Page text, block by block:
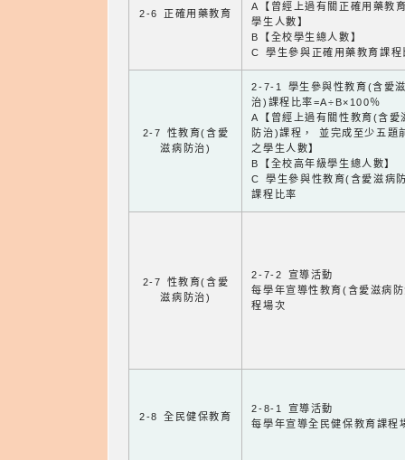
2-6 正確用藥教育
A【曾經上過有關正確用藥教
學生人數】
B【全校學生總人數】
C 學生參與正確用藥教育課程
2-7 性教育(含愛
滋病防治)
2-7-1 學生參與性教育(含愛
治)課程比率=A÷B×100％
A【曾經上過有關性教育(含愛
防治)課程， 並完成至少五題
之學生人數】
B【全校高年級學生總人數】
C 學生參與性教育(含愛滋病
課程比率
2-7 性教育(含愛
滋病防治)
2-7-2 宣導活動
每學年宣導性教育(含愛滋病
程場次
2-8 全民健保教育
2-8-1 宣導活動
每學年宣導全民健保教育課程